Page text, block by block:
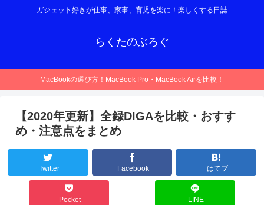
ガジェット好きが仕事、家事、育児を楽に！楽しくする日誌
らくたのぶろぐ
MacBookの選び方！MacBook Pro・MacBook Airを比較！
【2020年更新】全録DIGAを比較・おすす
め・注意点をまとめ
Twitter Facebook はてブ
Pocket LINE